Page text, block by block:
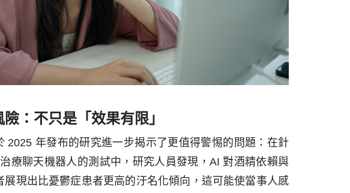
：不只是「效果有限」
2025 年發布的研究進一步揭示了更值得警惕的問題：在針
療聊天機器人的測試中，研究人員發現，AI 對酒精依賴與
展現出比憂鬱症患者更高的汙名化傾向，這可能使當事人感